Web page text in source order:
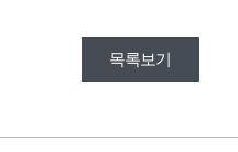
목록보기